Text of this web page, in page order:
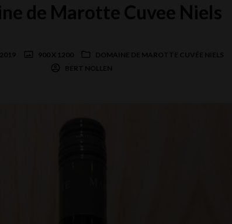
de Marotte Cuvee Niels
900 X 1200
DOMAINE DE MAROTTE CUVÉE NIELS
BERT NOLLEN